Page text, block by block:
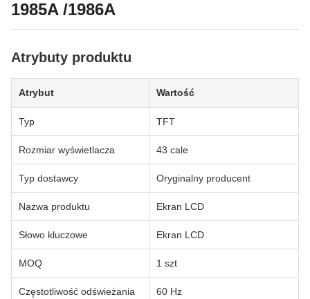
1985A /1986A
Atrybuty produktu
Atrybut Wartość
Typ TFT
Rozmiar wyświetlacza 43 cale
Typ dostawcy Oryginalny producent
Nazwa produktu Ekran LCD
Słowo kluczowe Ekran LCD
MOQ 1 szt
Częstotliwość odświeżania 60 Hz